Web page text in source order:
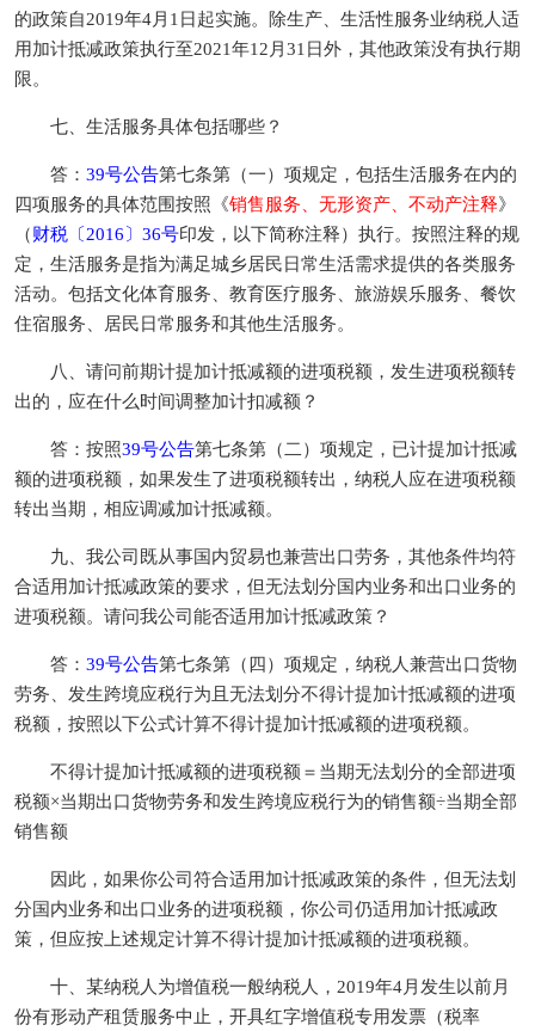
的政策自2019年4月1日起实施。除生产、生活性服务业纳税人适
用加计抵减政策执行至2021年12月31日外，其他政策没有执行期
限。
七、生活服务具体包括哪些？
答： 39号公告第七条第（一）项规定，包括生活服务在内的
四项服务的具体范围按照《销售服务、无形资产、不动产注释》
（财税〔2016〕36号印发，以下简称注释）执行。按照注释的规
定，生活服务是指为满足城乡居民日常生活需求提供的各类服务
活动。包括文化体育服务、教育医疗服务、旅游娱乐服务、餐饮
住宿服务、居民日常服务和其他生活服务。
八、请问前期计提加计抵减额的进项税额，发生进项税额转
出的，应在什么时间调整加计扣减额？
答：按照39号公告第七条第（二）项规定，已计提加计抵减
额的进项税额，如果发生了进项税额转出，纳税人应在进项税额
转出当期，相应调减加计抵减额。
九、我公司既从事国内贸易也兼营出口劳务，其他条件均符
合适用加计抵减政策的要求，但无法划分国内业务和出口业务的
进项税额。请问我公司能否适用加计抵减政策？
答： 39号公告第七条第（四）项规定，纳税人兼营出口货物
劳务、发生跨境应税行为且无法划分不得计提加计抵减额的进项
税额，按照以下公式计算不得计提加计抵减额的进项税额。
不得计提加计抵减额的进项税额＝当期无法划分的全部进项
税额×当期出口货物劳务和发生跨境应税行为的销售额÷当期全部
销售额
因此，如果你公司符合适用加计抵减政策的条件，但无法划
分国内业务和出口业务的进项税额，你公司仍适用加计抵减政
策，但应按上述规定计算不得计提加计抵减额的进项税额。
十、某纳税人为增值税一般纳税人，2019年4月发生以前月
份有形动产租赁服务中止，开具红字增值税专用发票（税率